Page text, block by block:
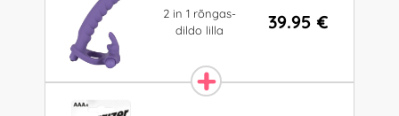
2 in 1 rõngas-
dildo lilla
39.95 €